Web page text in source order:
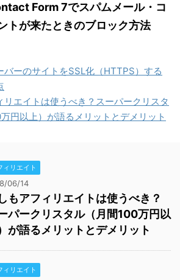
Form 7でスパムメール・コ
トが来たときのブロック方法
バーのサイトをSSL化（HTTPS）する
リエイトは使うべき？スーパークリスタ
円以上）が語るメリットとデメリット
ィリエイト
06/14
もアフィリエイトは使うべき？
パークリスタル（月間100万円以
）が語るメリットとデメリット
ィリエイト